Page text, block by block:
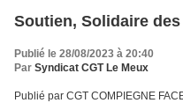
Soutien, Solidaire
Publié le 28/08/2023 à 20:40
Par Syndicat CGT Le Meux
Publié par CGT COMPIEGNE